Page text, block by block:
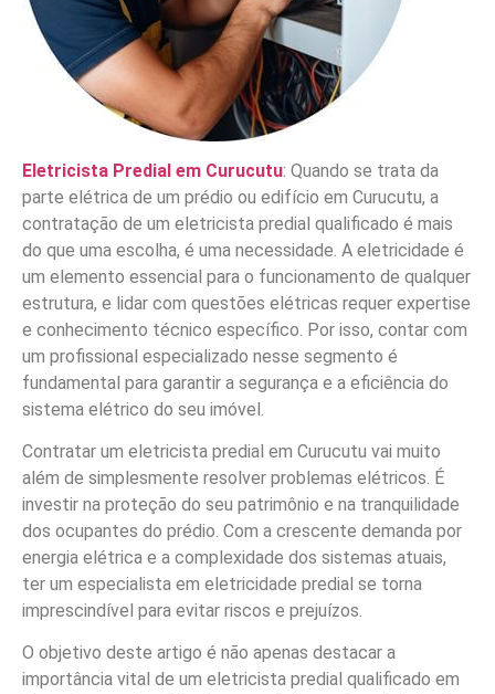
Eletricista Predial em Curucutu: Quando se trata da
parte elétrica de um prédio ou edifício em Curucutu, a
contratação de um eletricista predial qualificado é mais
do que uma escolha, é uma necessidade. A eletricidade é
um elemento essencial para o funcionamento de qualquer
estrutura, e lidar com questões elétricas requer expertise
e conhecimento técnico específico. Por isso, contar com
um profissional especializado nesse segmento é
fundamental para garantir a segurança e a eficiência do
sistema elétrico do seu imóvel.
Contratar um eletricista predial em Curucutu vai muito
além de simplesmente resolver problemas elétricos. É
investir na proteção do seu patrimônio e na tranquilidade
dos ocupantes do prédio. Com a crescente demanda por
energia elétrica e a complexidade dos sistemas atuais,
ter um especialista em eletricidade predial se torna
imprescindível para evitar riscos e prejuízos.
O objetivo deste artigo é não apenas destacar a
importância vital de um eletricista predial qualificado em